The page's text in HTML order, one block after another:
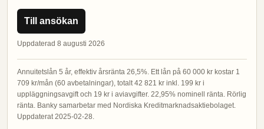
Till ansökan
Uppdaterad 8 augusti 2026
Annuitetslån 5 år, effektiv årsränta 26,5%. Ett lån på 60 000 kr kostar 1
709 kr/mån (60 avbetalningar), totalt 42 821 kr inkl. 199 kr i
uppläggningsavgift och 19 kr i aviavgifter. 22,95% nominell ränta. Rörlig
ränta. Banky samarbetar med Nordiska Kreditmarknadsaktiebolaget.
Uppdaterat 2025-02-28.